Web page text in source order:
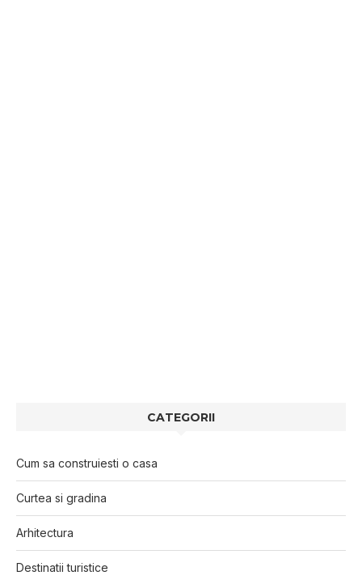
CATEGORII
Cum sa construiesti o casa
Curtea si gradina
Arhitectura
Destinatii turistice